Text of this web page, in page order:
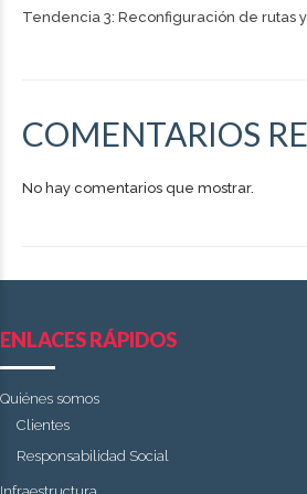
Tendencia 3: Reconfiguración de rutas
COMENTARIOS
No hay comentarios que mostrar.
ENLACES RÁPIDOS
Quiénes somos
Clientes
Responsabilidad Social